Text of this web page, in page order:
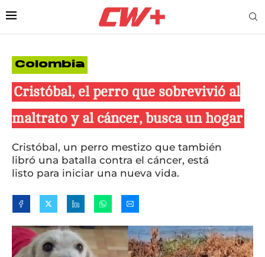
Colombia
Cristóbal, el perro que sobrevivió al
maltrato y al cáncer, busca un hogar
Cristóbal, un perro mestizo que también
libró una batalla contra el cáncer, está
listo para iniciar una nueva vida.